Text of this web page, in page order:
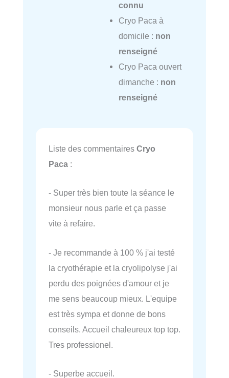
connu
Cryo Paca à
domicile : non
renseigné
Cryo Paca ouvert
dimanche : non
renseigné
Liste des commentaires Cryo
Paca :
- Super très bien toute la séance le
monsieur nous parle et ça passe
vite à refaire.
- Je recommande à 100 % j'ai testé
la cryothérapie et la cryolipolyse j'ai
perdu des poignées d'amour et je
me sens beaucoup mieux. L'equipe
est très sympa et donne de bons
conseils. Accueil chaleureux top top.
Tres professionel.
- Superbe accueil.